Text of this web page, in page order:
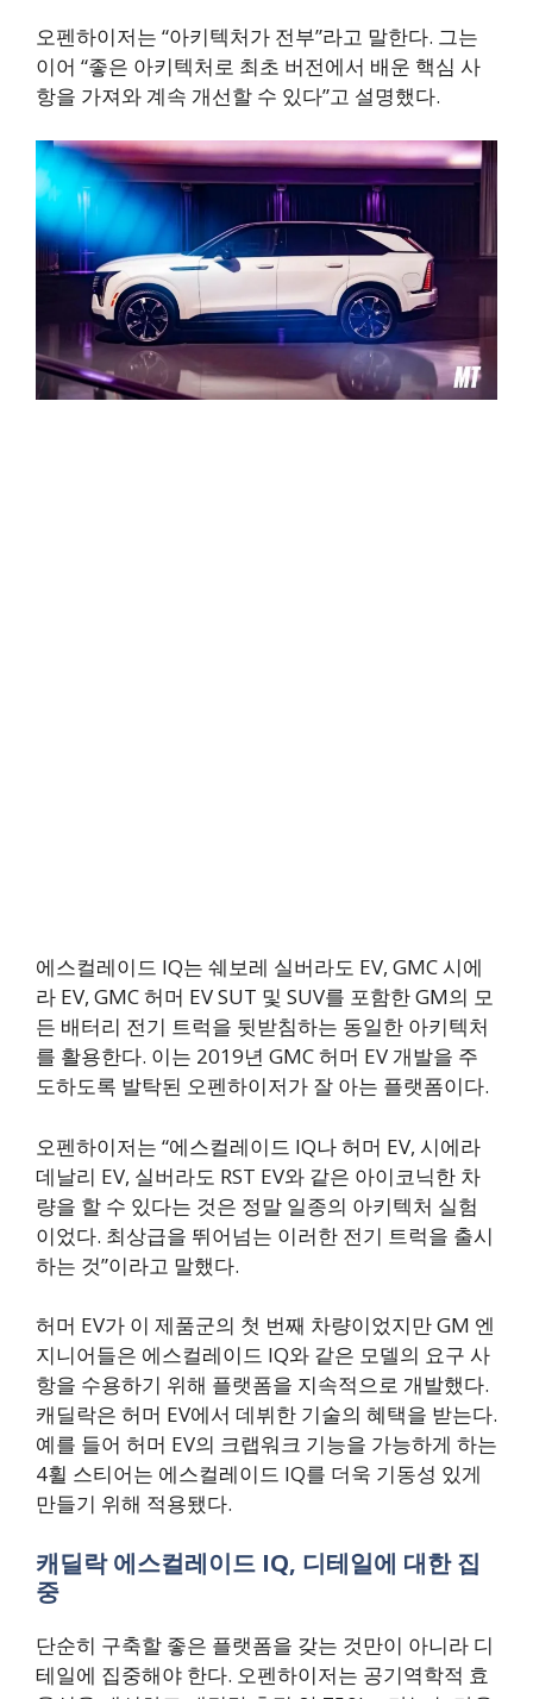
오펜하이저는 “아키텍처가 전부”라고 말한다. 그는
이어 “좋은 아키텍처로 최초 버전에서 배운 핵심 사
항을 가져와 계속 개선할 수 있다”고 설명했다.
에스컬레이드 IQ는 쉐보레 실버라도 EV, GMC 시에
라 EV, GMC 허머 EV SUT 및 SUV를 포함한 GM의 모
든 배터리 전기 트럭을 뒷받침하는 동일한 아키텍처
를 활용한다. 이는 2019년 GMC 허머 EV 개발을 주
도하도록 발탁된 오펜하이저가 잘 아는 플랫폼이다.
오펜하이저는 “에스컬레이드 IQ나 허머 EV, 시에라
데날리 EV, 실버라도 RST EV와 같은 아이코닉한 차
량을 할 수 있다는 것은 정말 일종의 아키텍처 실험
이었다. 최상급을 뛰어넘는 이러한 전기 트럭을 출시
하는 것”이라고 말했다.
허머 EV가 이 제품군의 첫 번째 차량이었지만 GM 엔
지니어들은 에스컬레이드 IQ와 같은 모델의 요구 사
항을 수용하기 위해 플랫폼을 지속적으로 개발했다.
캐딜락은 허머 EV에서 데뷔한 기술의 혜택을 받는다.
예를 들어 허머 EV의 크랩워크 기능을 가능하게 하는
4휠 스티어는 에스컬레이드 IQ를 더욱 기동성 있게
만들기 위해 적용됐다.
캐딜락 에스컬레이드 IQ, 디테일에 대한 집
중
단순히 구축할 좋은 플랫폼을 갖는 것만이 아니라 디
테일에 집중해야 한다. 오펜하이저는 공기역학적 효